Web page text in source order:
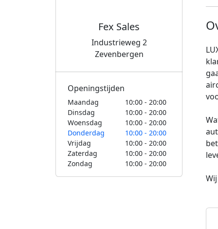
Fex Sales
Industrieweg 2
Zevenbergen
Openingstijden
Maandag
10:00 - 20:00
Dinsdag
10:00 - 20:00
Woensdag
10:00 - 20:00
Donderdag
10:00 - 20:00
Vrijdag
10:00 - 20:00
Zaterdag
10:00 - 20:00
Zondag
10:00 - 20:00